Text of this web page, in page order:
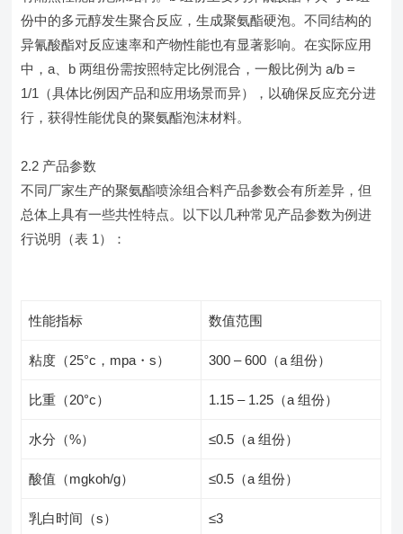
份中的多元醇发生聚合反应，生成聚氨酯硬泡。不同结构的
异氰酸酯对反应速率和产物性能也有显著影响。在实际应用
中，a、b 两组份需按照特定比例混合，一般比例为 a/b =
1/1（具体比例因产品和应用场景而异），以确保反应充分进
行，获得性能优良的聚氨酯泡沫材料。
2.2 产品参数
不同厂家生产的聚氨酯喷涂组合料产品参数会有所差异，但
总体上具有一些共性特点。以下以几种常见产品参数为例进
行说明（表 1）：
性能指标 数值范围
粘度（25°c，mpa・s） 300 – 600（a 组份）
比重（20°c） 1.15 – 1.25（a 组份）
水分（%） ≤0.5（a 组份）
酸值（mgkoh/g） ≤0.5（a 组份）
乳白时间（s） ≤3